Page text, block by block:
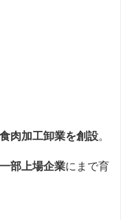
肉加工卸業を創設
部上場企業にまで育